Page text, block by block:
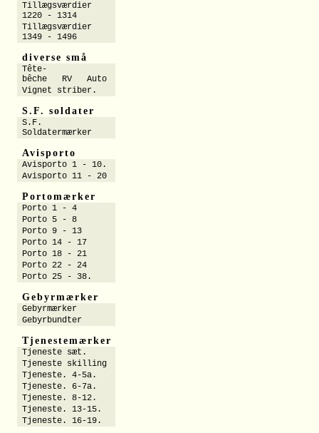
Tillægsværdier
1220 - 1314
Tillægsværdier
1349 - 1496
diverse små
Tête-
bêche RV Auto
Vignet striber.
S.F. soldater
S.F.
Soldatermærker
Avisporto
Avisporto 1 - 10.
Avisporto 11 - 20
Portomærker
Porto 1 - 4
Porto 5 - 8
Porto 9 - 13
Porto 14 - 17
Porto 18 - 21
Porto 22 - 24
Porto 25 - 38.
Gebyrmærker
Gebyrmærker
Gebyrbundter
Tjenestemærker
Tjeneste sæt.
Tjeneste skilling
Tjeneste. 4-5a.
Tjeneste. 6-7a.
Tjeneste. 8-12.
Tjeneste. 13-15.
Tjeneste. 16-19.